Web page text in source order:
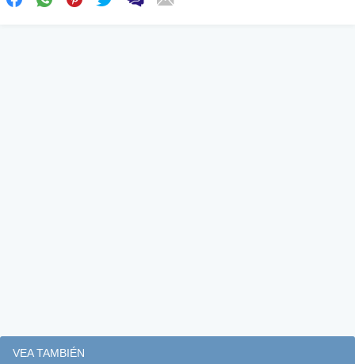
VEA TAMBIÉN